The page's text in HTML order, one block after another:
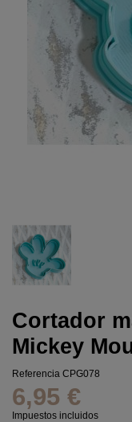
Cortador
Mickey
Referencia CPG078
6,95 €
Impuestos incluidos